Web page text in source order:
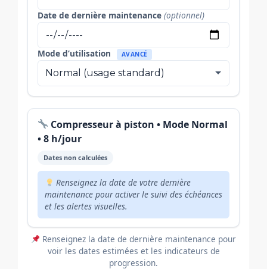
Date de dernière maintenance (optionnel)
Mode d’utilisation AVANCÉ
Compresseur à piston • Mode Normal
• 8 h/jour
Dates non calculées
Renseignez la date de votre dernière
maintenance pour activer le suivi des échéances
et les alertes visuelles.
Renseignez la date de dernière maintenance pour
voir les dates estimées et les indicateurs de
progression.